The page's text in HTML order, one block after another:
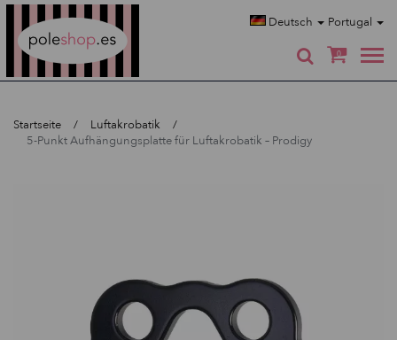
Deutsch Portugal
0
Startseite
Luftakrobatik
5-Punkt Aufhängungsplatte für Luftakrobatik – Prodigy